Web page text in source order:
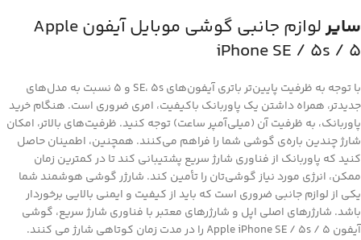
سایر
لوازم جانبی گوشی موبایل آیفون Apple
iPhone SE / 5s / 5
با توجه به ظرفیت پایین‌تر باتری آیفون‌های SE، 5s و 5 نسبت به مدل‌های
جدیدتر، همراه داشتن یک پاوربانک باکیفیت، امری ضروری است. هنگام خرید
پاوربانک، به ظرفیت آن (میلی‌آمپر ساعت) توجه کنید. ظرفیت‌های بالاتر، امکان
شارژ چندین باره‌ی گوشی شما را فراهم می‌کنند. همچنین، اطمینان حاصل
کنید که پاوربانک از فناوری شارژ سریع پشتیبانی کند تا در کمترین زمان
ممکن، انرژی مورد نیاز گوشی‌تان را تأمین کند. شارژر گوشی هوشمند شما
یکی از لوازم جانبی ضروری است که باید از کیفیت و ایمنی بالایی برخوردار
باشد. شارژرهای اصلی اپل و شارژرهای معتبر با فناوری شارژ سریع، گوشی
آیفون Apple iPhone SE / 5s / 5 را در مدت زمان کوتاهی شارژ می کنند.